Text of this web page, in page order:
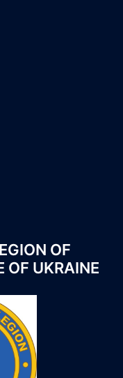
OF
OF UKRAINE